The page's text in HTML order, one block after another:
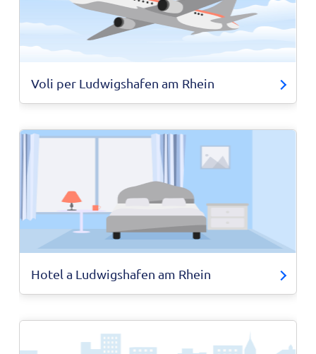
Voli per Ludwigshafen am Rhein
Hotel a Ludwigshafen am Rhein